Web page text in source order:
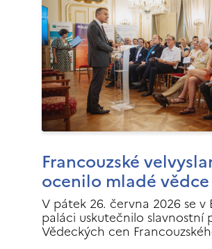
Francouzské
ocenilo mladé
V pátek 26. června 2026 se v
paláci uskutečnilo slavnostní
Vědeckých cen